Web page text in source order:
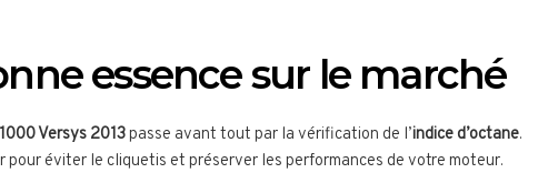
essence sur le marché
Versys 2013passe avant tout par la vérification de l’indice d’octane.
éviter le cliquetis et préserver les performances de votre moteur.